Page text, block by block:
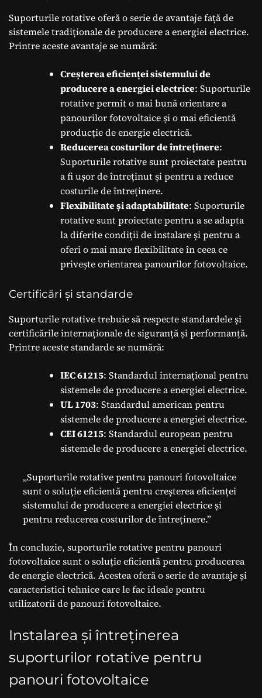
Suporturile rotative oferă o serie de avantaje față de
sistemele tradiționale de producere a energiei electrice.
Printre aceste avantaje se numără:
Creșterea eficienței sistemului de
producere a energiei electrice: Suporturile
rotative permit o mai bună orientare a
panourilor fotovoltaice și o mai eficientă
producție de energie electrică.
Reducerea costurilor de întreținere:
Suporturile rotative sunt proiectate pentru
a fi ușor de întreținut și pentru a reduce
costurile de întreținere.
Flexibilitate și adaptabilitate: Suporturile
rotative sunt proiectate pentru a se adapta
la diferite condiții de instalare și pentru a
oferi o mai mare flexibilitate în ceea ce
privește orientarea panourilor fotovoltaice.
Certificări și standarde
Suporturile rotative trebuie să respecte standardele și
certificările internaționale de siguranță și performanță.
Printre aceste standarde se numără:
IEC 61215: Standardul internațional pentru
sistemele de producere a energiei electrice.
UL 1703: Standardul american pentru
sistemele de producere a energiei electrice.
CEI 61215: Standardul european pentru
sistemele de producere a energiei electrice.
„Suporturile rotative pentru panouri fotovoltaice
sunt o soluție eficientă pentru creșterea eficienței
sistemului de producere a energiei electrice și
pentru reducerea costurilor de întreținere.”
În concluzie, suporturile rotative pentru panouri
fotovoltaice sunt o soluție eficientă pentru producerea
de energie electrică. Acestea oferă o serie de avantaje și
caracteristici tehnice care le fac ideale pentru
utilizatorii de panouri fotovoltaice.
Instalarea și întreținerea
suporturilor rotative pentru
panouri fotovoltaice